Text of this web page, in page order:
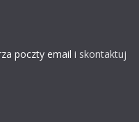
poczty email i skontaktuj